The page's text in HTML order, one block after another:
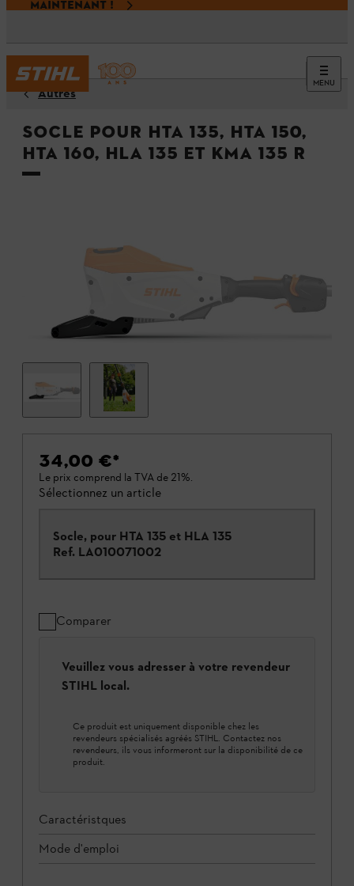
MAINTENANT !
MENU
Autres
Socle pour HTA 135, HTA 150,
HTA 160, HLA 135 et KMA 135 R
34,00 €*
Le prix comprend la TVA de 21%.
Sélectionnez un article
Socle, pour HTA 135 et HLA 135
Ref. LA010071002
Comparer
Veuillez vous adresser à votre revendeur
STIHL local.
Ce produit est uniquement disponible chez les
revendeurs spécialisés agréés STIHL. Contactez nos
revendeurs, ils vous informeront sur la disponibilité de ce
produit.
Caractéristques
Mode d'emploi